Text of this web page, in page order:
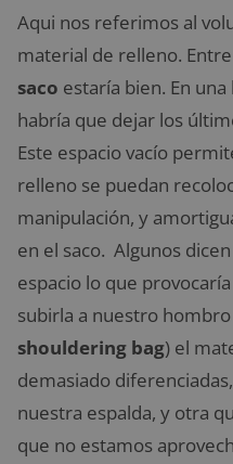
Aqui nos referimos al
material de relleno. Entre
saco estaría bien. En
habría que dejar los
Este espacio vacío
relleno se puedan
manipulación, y
en el saco. Algunos
espacio lo que
subirla a nuestro
shouldering bag) el
demasiado
nuestra espalda, y otra
que no estamos